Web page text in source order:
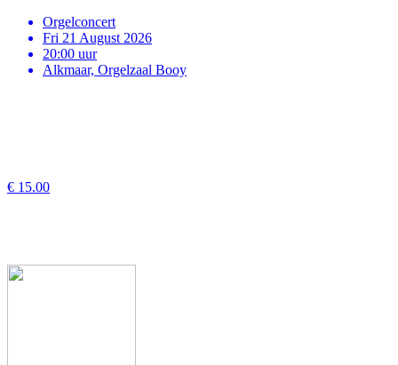
Orgelconcert
Fri 21 August 2026
20:00 uur
Alkmaar, Orgelzaal Booy
€ 15.00